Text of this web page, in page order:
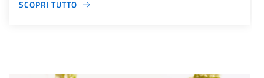
SCOPRI TUTTO